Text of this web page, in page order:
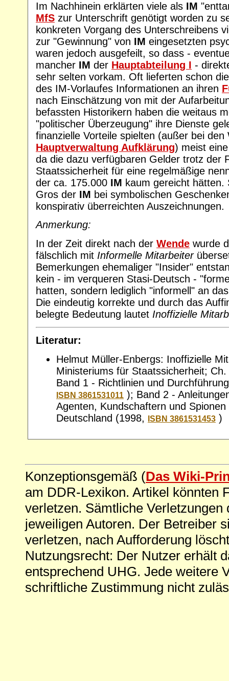
Im Nachhinein erklärten viele als IM
MfS zur Unterschrift genötigt worden zu
konkreten Vorgang des Unterschreibens
zur "Gewinnung" von IM eingesetzten
waren jedoch ausgefeilt, so dass -
mancher IM der Hauptabteilung I -
sehr selten vorkam. Oft lieferten schon
des IM-Vorlaufes Informationen an ihren
nach Einschätzung von mit der
befassten Historikern haben die weitaus
"politischer Überzeugung" ihre Dienste
finanzielle Vorteile spielten (außer bei den
Hauptverwaltung Aufklärung) meist
da die dazu verfügbaren Gelder trotz der
Staatssicherheit für eine regelmäßige
der ca. 175.000 IM kaum gereicht
Gros der IM bei symbolischen
konspirativ überreichten Auszeichnungen.
Anmerkung:
In der Zeit direkt nach der Wende wurde
fälschlich mit Informelle Mitarbeiter
Bemerkungen ehemaliger "Insider"
kein - im verqueren Stasi-Deutsch -
hatten, sondern lediglich "informell" an
Die eindeutig korrekte und durch das
belegte Bedeutung lautet Inoffizielle
Literatur:
Helmut Müller-Enbergs: Inoffizielle
Ministeriums für Staatssicherheit;
Band 1 - Richtlinien und
ISBN 3861531011 ); Band 2 -
Agenten, Kundschaftern und
Deutschland (1998,
ISBN 3861531453 )
Konzeptionsgemäß (Das Wiki-
am DDR-Lexikon. Artikel könnten
verletzen. Sämtliche
jeweiligen Autoren. Der Betreiber
verletzen, nach Aufforderung
Nutzungsrecht: Der Nutzer erhält
entsprechend UHG. Jede weitere
schriftliche Zustimmung nicht